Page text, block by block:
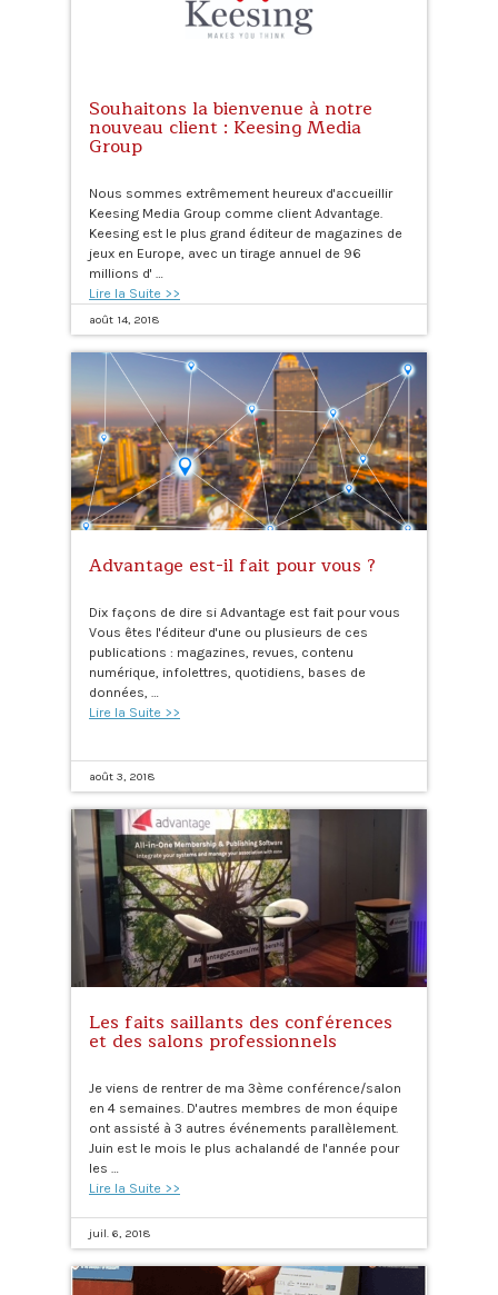
Souhaitons la bienvenue à notre
nouveau client : Keesing Media
Group
Nous sommes extrêmement heureux d'accueillir
Keesing Media Group comme client Advantage.
Keesing est le plus grand éditeur de magazines de
jeux en Europe, avec un tirage annuel de 96
millions d' …
Lire la Suite >>
août 14, 2018
Advantage est-il fait pour vous ?
Dix façons de dire si Advantage est fait pour vous
Vous êtes l'éditeur d'une ou plusieurs de ces
publications : magazines, revues, contenu
numérique, infolettres, quotidiens, bases de
données, …
Lire la Suite >>
août 3, 2018
Les faits saillants des conférences
et des salons professionnels
Je viens de rentrer de ma 3ème conférence/salon
en 4 semaines. D'autres membres de mon équipe
ont assisté à 3 autres événements parallèlement.
Juin est le mois le plus achalandé de l'année pour
les …
Lire la Suite >>
juil. 6, 2018